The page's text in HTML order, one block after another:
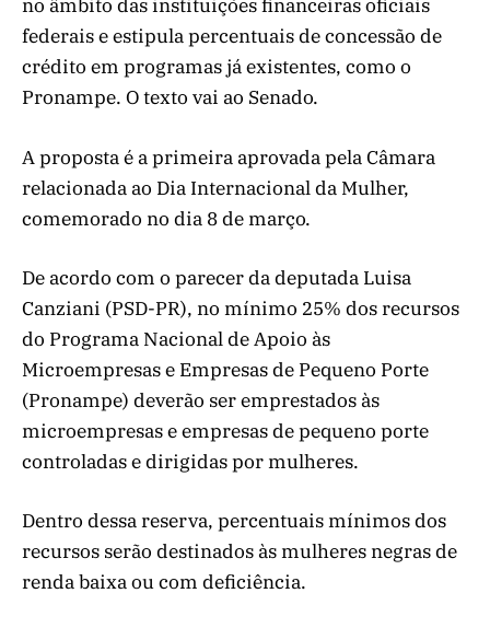
no âmbito das instituições financeiras oficiais
federais e estipula percentuais de concessão de
crédito em programas já existentes, como o
Pronampe. O texto vai ao Senado.
A proposta é a primeira aprovada pela Câmara
relacionada ao Dia Internacional da Mulher,
comemorado no dia 8 de março.
De acordo com o parecer da deputada Luisa
Canziani (PSD-PR), no mínimo 25% dos recursos
do Programa Nacional de Apoio às
Microempresas e Empresas de Pequeno Porte
(Pronampe) deverão ser emprestados às
microempresas e empresas de pequeno porte
controladas e dirigidas por mulheres.
Dentro dessa reserva, percentuais mínimos dos
recursos serão destinados às mulheres negras de
renda baixa ou com deficiência.